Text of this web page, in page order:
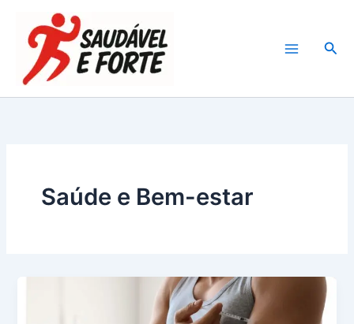
conteúdo
Saúde e Bem-estar